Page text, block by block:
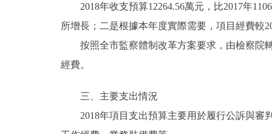
ENGLISH
ESPAÑOL
2018年收支預算12264.56萬元，比2017年
所增長；二是根據本年度實際需要，項目經費較
按照全市監察體制改革方案要求，由檢察院轉
經費。
三、主要支出情況
2018年項目支出預算主要用於履行公訴與審